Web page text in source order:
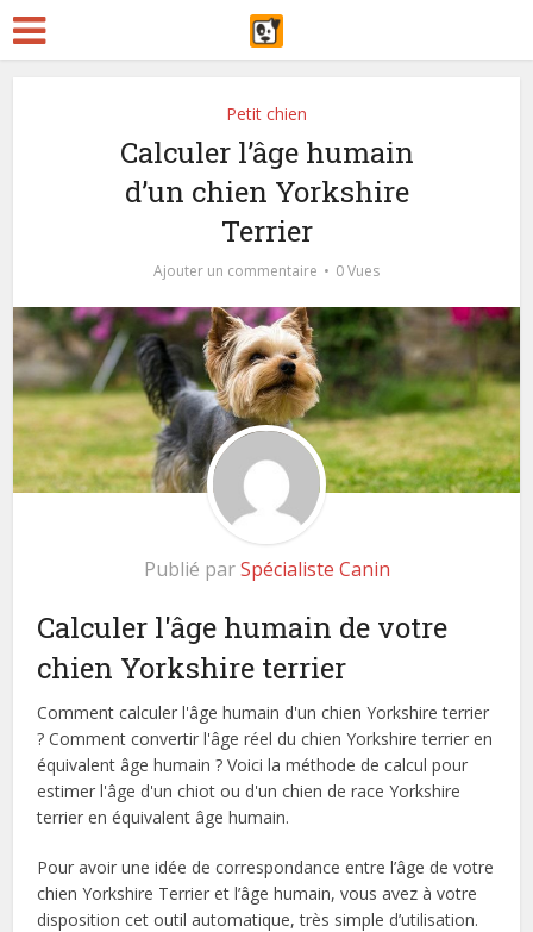
Petit chien
Calculer l’âge humain
d’un chien Yorkshire
Terrier
Ajouter un commentaire 0 Vues
Publié parSpécialiste Canin
Calculer l'âge humain de votre
chien Yorkshire terrier
Comment calculer l'âge humain d'un chien Yorkshire terrier
? Comment convertir l'âge réel du chien Yorkshire terrier en
équivalent âge humain ? Voici la méthode de calcul pour
estimer l'âge d'un chiot ou d'un chien de race Yorkshire
terrier en équivalent âge humain.
Pour avoir une idée de correspondance entre l’âge de votre
chien Yorkshire Terrier et l’âge humain, vous avez à votre
disposition cet outil automatique, très simple d’utilisation.